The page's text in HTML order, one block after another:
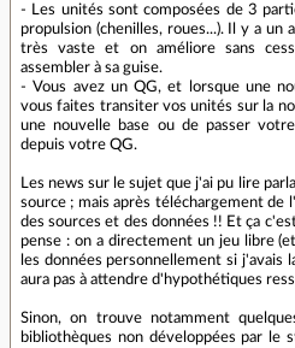
- Les unités sont composées de 3
propulsion (chenilles, roues...). Il y a un
très vaste et on améliore sans
assembler à sa guise.
- Vous avez un QG, et lorsque une
vous faites transiter vos unités sur la
une nouvelle base ou de passer
depuis votre QG.
Les news sur le sujet que j'ai pu lire
source ; mais après téléchargement de
des sources et des données !! Et ça
pense : on a directement un jeu libre
les données personnellement si j'avais
aura pas à attendre d'hypothétiques
Sinon, on trouve notamment
bibliothèques non développées par le